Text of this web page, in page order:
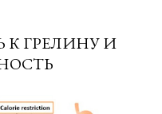
К ГРЕЛИНУ И